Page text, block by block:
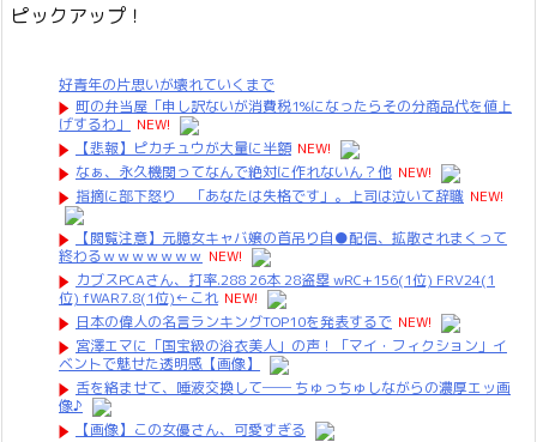
ピックアップ！
好青年の片思いが壊れていくまで
町の弁当屋「申し訳ないが消費税1%になったらその分商品代を値上
げするわ」
NEW!
【悲報】ピカチュウが大量に半額 NEW!
なぁ、永久機関ってなんで絶対に作れないん？他 NEW!
指摘に部下怒り 「あなたは失格です」。上司は泣いて辞職 NEW!
【閲覧注意】元臆女キャバ嬢の首吊り自●配信、拡散されまくって
終わるｗｗｗｗｗｗｗ NEW!
カブスPCAさん、打率.288 26本 28盗塁 wRC+156(1位) FRV24(1
位) fWAR7.8(1位)←これ NEW!
日本の偉人の名言ランキングTOP10を発表するで NEW!
宮澤エマに「国宝級の浴衣美人」の声！「マイ・フィクション」イ
ベントで魅せた透明感【画像】
舌を絡ませて、唾液交換して── ちゅっちゅしながらの濃厚エッ画
像♪
【画像】この女優さん、可愛すぎる